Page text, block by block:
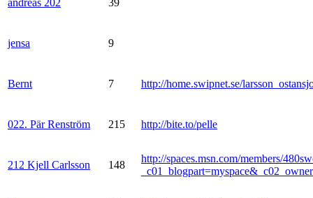
jensa 9
Bernt 7 http://home.swipnet.se/
022. Pär Renström 215 http://bite.to/pelle
212 Kjell Carlsson 148
http://spaces.msn.com/members/